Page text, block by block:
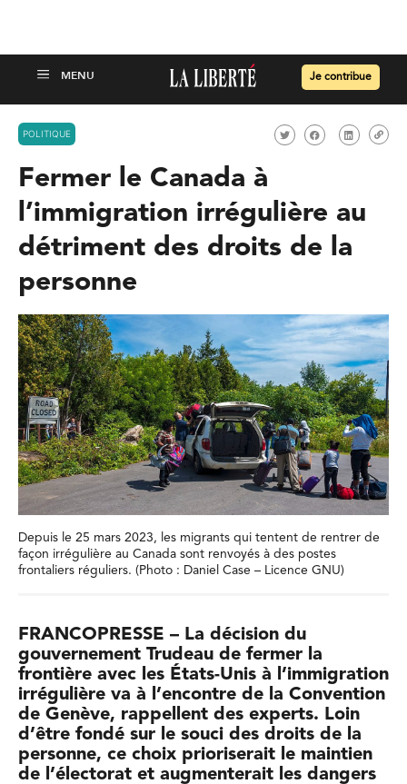
Je contribue
POLITIQUE
Fermer le Canada à
l’immigration irrégulière au
détriment des droits de la
personne
Depuis le 25 mars 2023, les migrants qui tentent de rentrer de
façon irrégulière au Canada sont renvoyés à des postes
frontaliers réguliers. (Photo : Daniel Case – Licence GNU)
FRANCOPRESSE – La décision du
gouvernement Trudeau de fermer la
frontière avec les États-Unis à l’immigration
irrégulière va à l’encontre de la Convention
de Genève, rappellent des experts. Loin
d’être fondé sur le souci des droits de la
personne, ce choix prioriserait le maintien
de l’électorat et augmenterait les dangers